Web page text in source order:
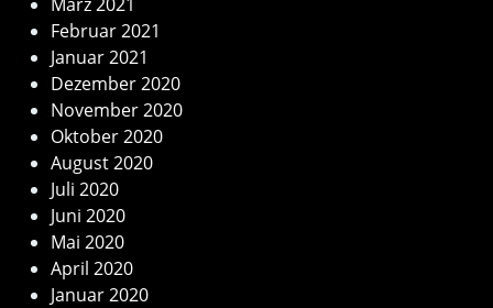
Februar 2021
Januar 2021
Dezember 2020
November 2020
Oktober 2020
August 2020
Juli 2020
Juni 2020
Mai 2020
April 2020
Januar 2020